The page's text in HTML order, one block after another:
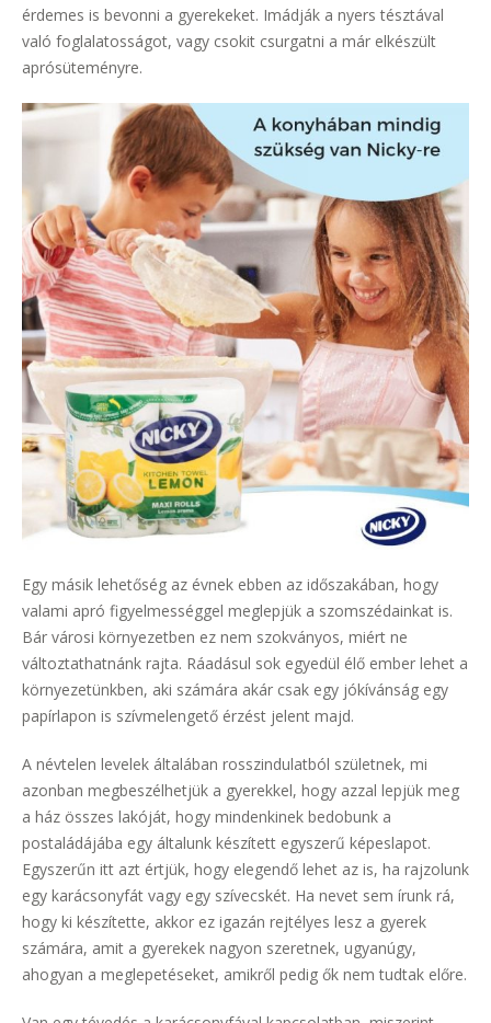
érdemes is bevonni a gyerekeket. Imádják a nyers tésztával
való foglalatosságot, vagy csokit csurgatni a már elkészült
aprósüteményre.
Egy másik lehetőség az évnek ebben az időszakában, hogy
valami apró figyelmességgel meglepjük a szomszédainkat is.
Bár városi környezetben ez nem szokványos, miért ne
változtathatnánk rajta. Ráadásul sok egyedül élő ember lehet a
környezetünkben, aki számára akár csak egy jókívánság egy
papírlapon is szívmelengető érzést jelent majd.
A névtelen levelek általában rosszindulatból születnek, mi
azonban megbeszélhetjük a gyerekkel, hogy azzal lepjük meg
a ház összes lakóját, hogy mindenkinek bedobunk a
postaládájába egy általunk készített egyszerű képeslapot.
Egyszerűn itt azt értjük, hogy elegendő lehet az is, ha rajzolunk
egy karácsonyfát vagy egy szívecskét. Ha nevet sem írunk rá,
hogy ki készítette, akkor ez igazán rejtélyes lesz a gyerek
számára, amit a gyerekek nagyon szeretnek, ugyanúgy,
ahogyan a meglepetéseket, amikről pedig ők nem tudtak előre.